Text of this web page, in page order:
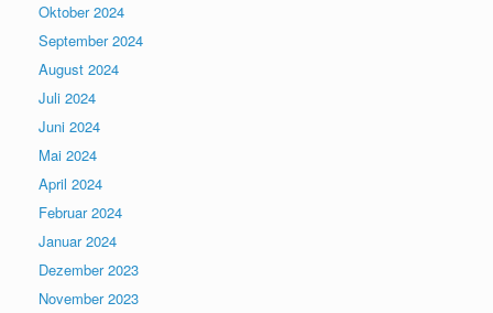
Oktober 2024
September 2024
August 2024
Juli 2024
Juni 2024
Mai 2024
April 2024
Februar 2024
Januar 2024
Dezember 2023
November 2023